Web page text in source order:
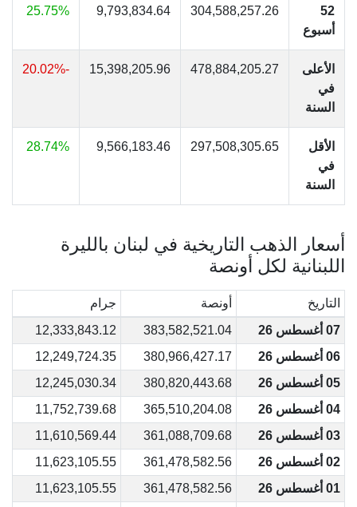
52
أسبوع
304,588,257.26
9,793,834.64
25.75%
الأعلى
في
السنة
478,884,205.27
15,398,205.96
-20.02%
الأقل
في
السنة
297,508,305.65
9,566,183.46
28.74%
أسعار الذهب التاريخية في لبنان بالليرة
اللبنانية لكل أونصة
التاريخ أونصة
جرام
07 أغسطس 26
383,582,521.04
12,333,843.12
06 أغسطس 26
380,966,427.17
12,249,724.35
05 أغسطس 26
380,820,443.68
12,245,030.34
04 أغسطس 26
365,510,204.08
11,752,739.68
03 أغسطس 26
361,088,709.68
11,610,569.44
02 أغسطس 26
361,478,582.56
11,623,105.55
01 أغسطس 26
361,478,582.56
11,623,105.55